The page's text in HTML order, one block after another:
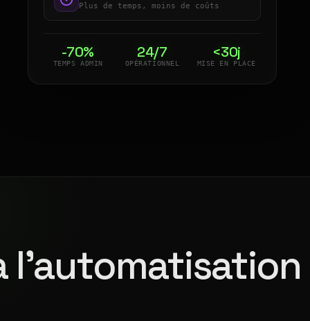
Plus de temps, moins de coûts
-70%
TEMPS ADMIN
24/7
OPÉRATIONNEL
<30j
MISE EN PLACE
l'automatisation